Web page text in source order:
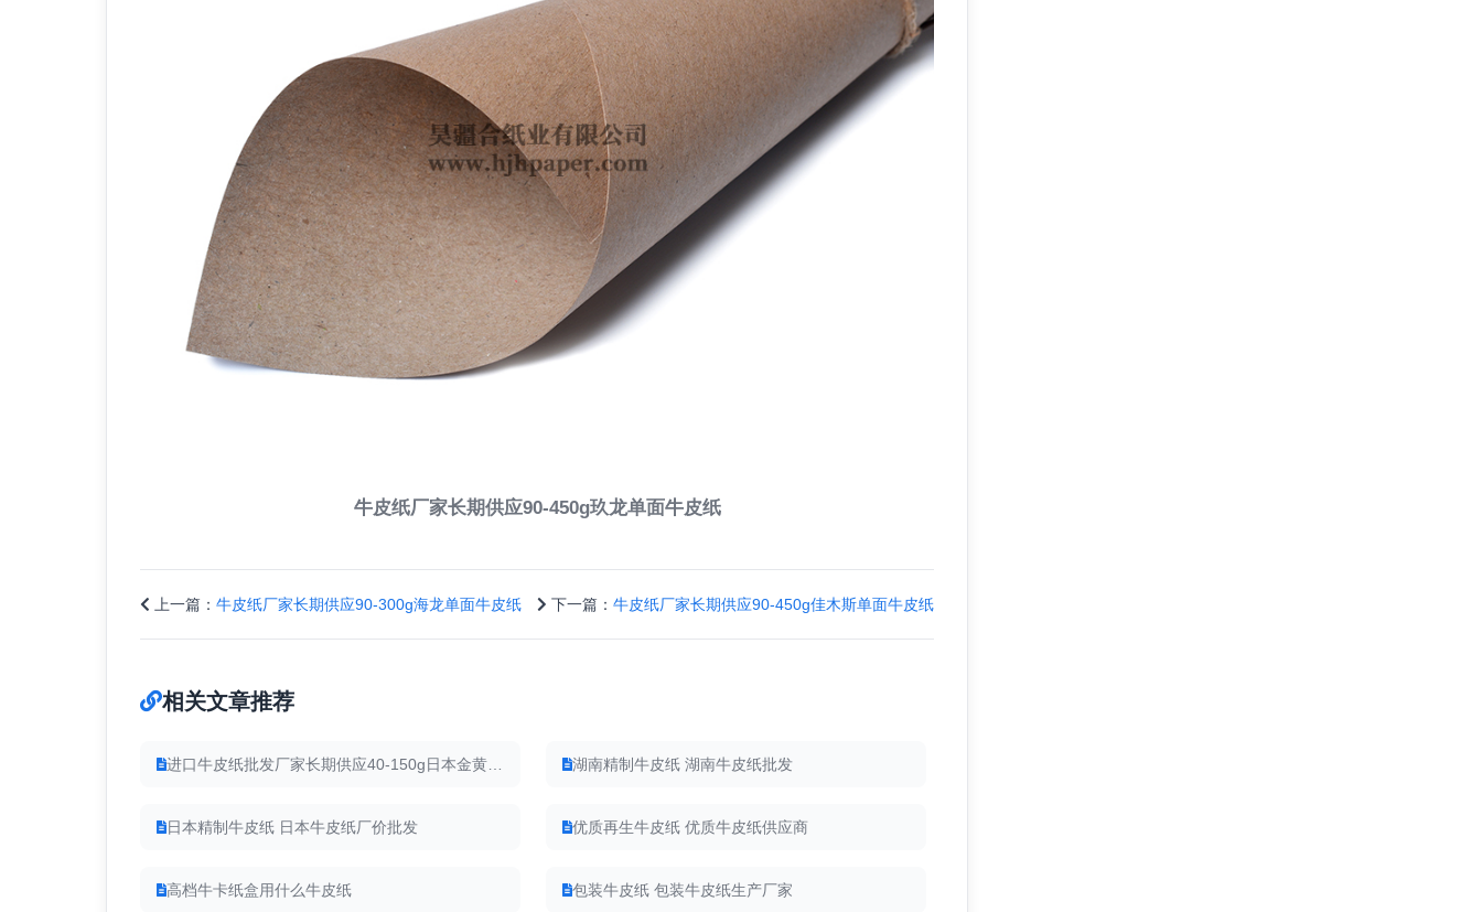
牛皮纸厂家长期供应90-450g玖龙单面牛皮纸
上一篇： 牛皮纸厂家长期供应90-300g海龙单面牛皮纸 下一篇： 牛皮纸厂家长期供应90-450g佳木斯单面牛皮纸
相关文章推荐
湖南精制牛皮纸 湖南牛皮纸批发
日本精制牛皮纸 日本牛皮纸厂价批发 优质再生牛皮纸 优质牛皮纸供应商
高档牛卡纸盒用什么牛皮纸 包装牛皮纸 包装牛皮纸生产厂家